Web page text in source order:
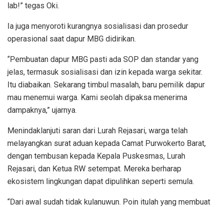
lab!” tegas Oki.
Ia juga menyoroti kurangnya sosialisasi dan prosedur
operasional saat dapur MBG didirikan.
“Pembuatan dapur MBG pasti ada SOP dan standar yang
jelas, termasuk sosialisasi dan izin kepada warga sekitar.
Itu diabaikan. Sekarang timbul masalah, baru pemilik dapur
mau menemui warga. Kami seolah dipaksa menerima
dampaknya,” ujarnya.
Menindaklanjuti saran dari Lurah Rejasari, warga telah
melayangkan surat aduan kepada Camat Purwokerto Barat,
dengan tembusan kepada Kepala Puskesmas, Lurah
Rejasari, dan Ketua RW setempat. Mereka berharap
ekosistem lingkungan dapat dipulihkan seperti semula.
“Dari awal sudah tidak kulanuwun. Poin itulah yang membuat